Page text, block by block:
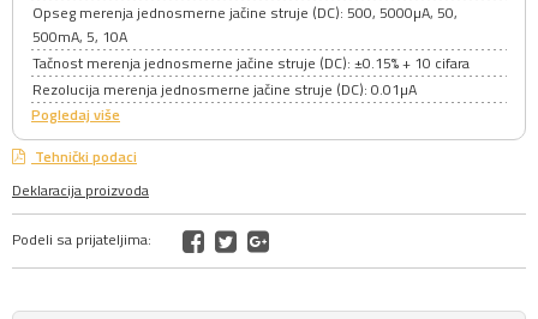
Opseg merenja jednosmerne jačine struje (DC): 500, 5000µA, 50,
500mA, 5, 10A
Tačnost merenja jednosmerne jačine struje (DC): ±0.15% + 10 cifara
Rezolucija merenja jednosmerne jačine struje (DC): 0.01µA
Pogledaj više
Tehnički podaci
Deklaracija proizvoda
Podeli sa prijateljima: